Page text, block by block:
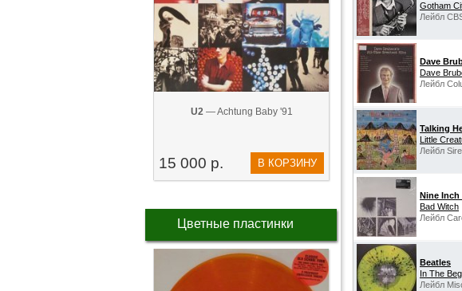
U2— Achtung Baby '91
15 000 р. В КОРЗИНУ
Цветные пластинки
Gotham
Лейбл
Dave
Dave
Лейбл
Talking
Little
Лейбл
Nine Inch
Bad Witch
Лейбл
Beatles
In The
Лейбл